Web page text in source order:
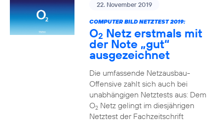
22. November 2019
COMPUTER BILD NETZTEST 2019:
O2 Netz erstmals mit
der Note „gut“
ausgezeichnet
Die umfassende Netzausbau-
Offensive zahlt sich auch bei
unabhängigen Netztests aus: Dem
O2Netz gelingt im diesjährigen
Netztest der Fachzeitschrift